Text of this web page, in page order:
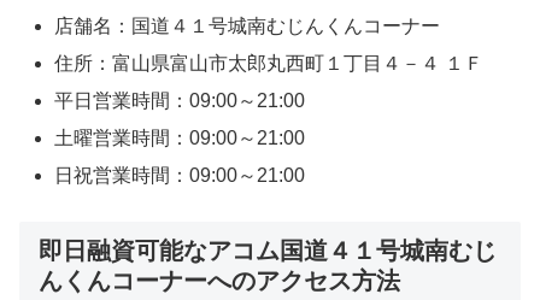
店舗名：国道４１号城南むじんくんコーナー
住所：富山県富山市太郎丸西町１丁目４－４ １Ｆ
平日営業時間：09:00～21:00
土曜営業時間：09:00～21:00
日祝営業時間：09:00～21:00
即日融資可能なアコム国道４１号城南むじ
んくんコーナーへのアクセス方法